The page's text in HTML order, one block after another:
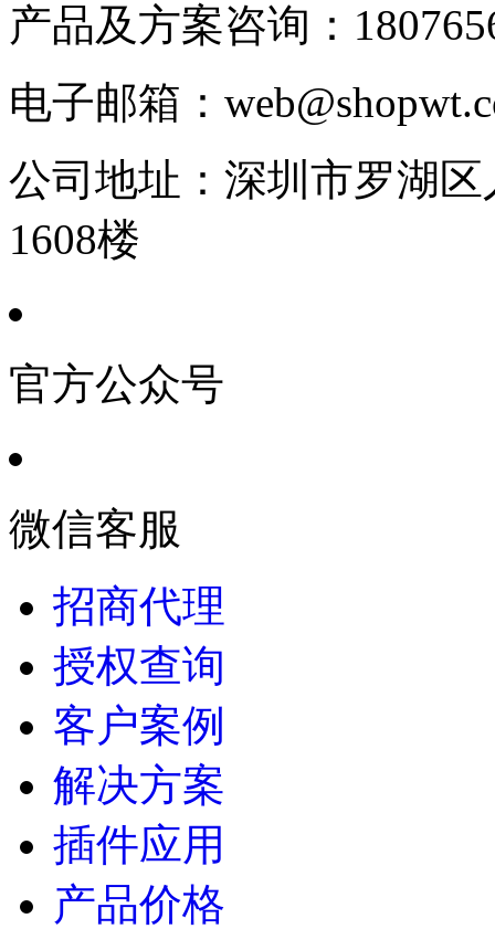
产品及方案咨询：
电子邮箱：
公司地址： 深圳市罗湖
1608楼
官方公众号
微信客服
招商代理
授权查询
客户案例
解决方案
插件应用
产品价格